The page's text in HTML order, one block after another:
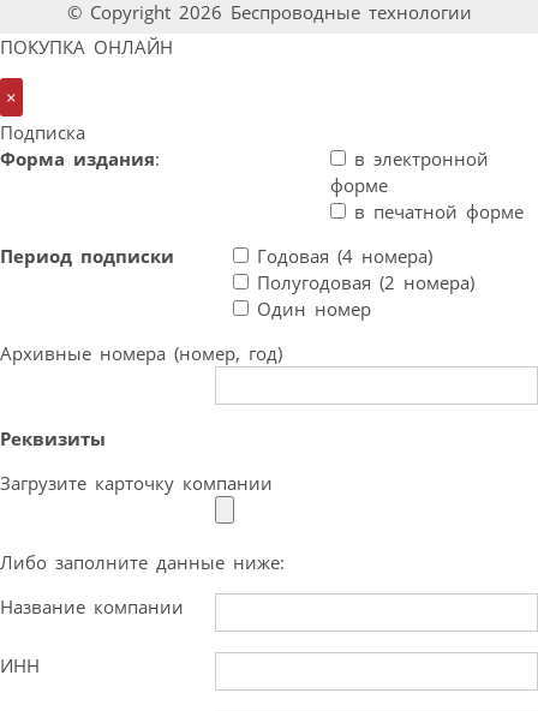
© Copyright 2026 Беспроводные технологии
ПОКУПКА ОНЛАЙН
×
Подписка
Форма издания:
в электронной
форме
в печатной форме
Период подписки
Годовая (4 номера)
Полугодовая (2 номера)
Один номер
Архивные номера (номер, год)
Реквизиты
Загрузите карточку компании
Либо заполните данные ниже:
Название компании
ИНН